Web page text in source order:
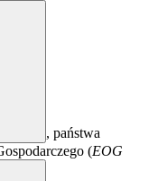
, państwa
(EOG